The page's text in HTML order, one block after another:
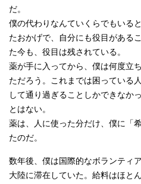
だ。
僕の代わりなんていくらでもいる
たおかげで、自分にも役目がある
た今も、役目は残されている。
薬が手に入ってから、僕は何度立
ただろう。これまでは困っている
して通り過ぎることしかできなか
とはない。
薬は、人に使った分だけ、僕に「
たのだ。
数年後、僕は国際的なボランティ
大陸に滞在していた。給料はほと